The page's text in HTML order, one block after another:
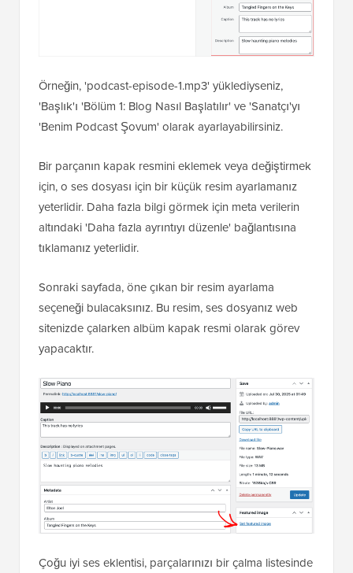
Örneğin, 'podcast-episode-1.mp3' yüklediyseniz,
'Başlık'ı 'Bölüm 1: Blog Nasıl Başlatılır' ve 'Sanatçı'yı
'Benim Podcast Şovum' olarak ayarlayabilirsiniz.
Bir parçanın kapak resmini eklemek veya değiştirmek
için, o ses dosyası için bir küçük resim ayarlamanız
yeterlidir. Daha fazla bilgi görmek için meta verilerin
altındaki 'Daha fazla ayrıntıyı düzenle' bağlantısına
tıklamanız yeterlidir.
Sonraki sayfada, öne çıkan bir resim ayarlama
seçeneği bulacaksınız. Bu resim, ses dosyanız web
sitenizde çalarken albüm kapak resmi olarak görev
yapacaktır.
Çoğu iyi ses eklentisi, parçalarınızı bir çalma listesinde